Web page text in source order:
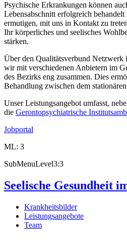
Psychische Erkrankungen können
Lebensabschnitt erfolgreich
ermutigen, mit uns in Kontakt zu
Ihr körperliches und seelisches
stärken.
Über den Qualitätsverbund Netzwerk
wir mit verschiedenen Anbietern im
des Bezirks eng zusammen. Dies
Behandlung zwischen dem
Unser Leistungsangebot umfasst,
die Gerontopsychiatrische
Jobportal
ML: 3
SubMenuLevel3:3
Seelische Gesundheit
Krankheitsbilder
Leistungsangebote
Team